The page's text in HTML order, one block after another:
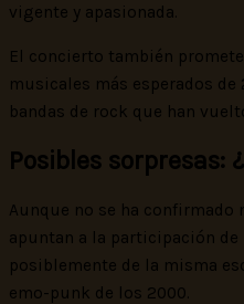
vigente y apasionada.
El concierto también
musicales más esperados
bandas de rock que han
Posibles sorpresas:
Aunque no se ha confirmado
apuntan a la participación de
posiblemente de la misma
emo-punk de los 2000.